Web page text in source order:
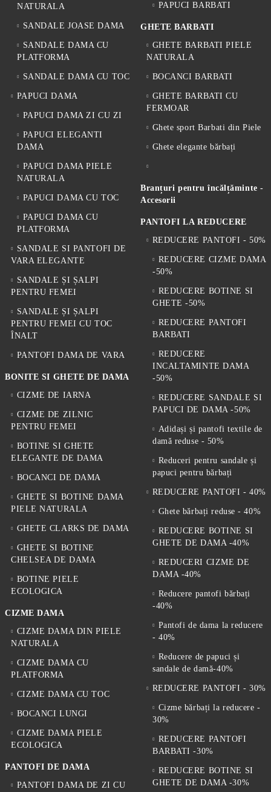
NATURALA
SANDALE JOASE DAMA
SANDALE DAMA CU
PLATFORMA
SANDALE DAMA CU TOC
PAPUCI DAMA
PAPUCI DAMA ZI CU ZI
PAPUCI ELEGANTI
DAMA
PAPUCI DAMA PIELE
NATURALA
PAPUCI DAMA CU TOC
PAPUCI DAMA CU
PLATFORMA
SANDALE SI PANTOFI DE
VARA ELEGANTE
SANDALE ȘI ȘALPI
PENTRU FEMEI
SANDALE ȘI ȘALPI
PENTRU FEMEI CU TOC
ÎNALT
PANTOFI DAMA DE VARA
BONITE SI GHETE DE DAMA
CIZME DE IARNA
CIZME DE ZILNIC
PENTRU FEMEI
BOTINE SI GHETE
ELEGANTE DE DAMA
BOCANCI DE DAMA
GHETE SI BOTINE DAMA
PIELE NATURALA
GHETE CLARKS DE DAMA
GHETE SI BOTINE
CHELSEA DE DAMA
BOTINE PIELE
ECOLOGICA
CIZME DAMA
CIZME DAMA DIN PIELE
NATURALA
CIZME DAMA CU
PLATFORMA
CIZME DAMA CU TOC
BOCANCI LUNGI
CIZME DAMA PIELE
ECOLOGICA
PANTOFI DE DAMA
PANTOFI DAMA DE ZI CU
PAPUCI BARBATI
GHETE BARBATI
GHETE BARBATI PIELE
NATURALA
BOCANCI BARBATI
GHETE BARBATI CU
FERMOAR
Ghete sport Barbati din Piele
Ghete elegante bărbați
Branțuri pentru încălțăminte -
Accesorii
PANTOFI LA REDUCERE
REDUCERE PANTOFI - 50%
REDUCERE CIZME DAMA
-50%
REDUCERE BOTINE SI
GHETE -50%
REDUCERE PANTOFI
BARBATI
REDUCERE
INCALTAMINTE DAMA
-50%
REDUCERE SANDALE SI
PAPUCI DE DAMA -50%
Adidași și pantofi textile de
damă reduse - 50%
Reduceri pentru sandale și
papuci pentru bărbați
REDUCERE PANTOFI - 40%
Ghete bărbați reduse - 40%
REDUCERE BOTINE SI
GHETE DE DAMA -40%
REDUCERI CIZME DE
DAMA -40%
Reducere pantofi bărbați
-40%
Pantofi de dama la reducere
- 40%
Reducere de papuci și
sandale de damă-40%
REDUCERE PANTOFI - 30%
Cizme bărbați la reducere -
30%
REDUCERE PANTOFI
BARBATI -30%
REDUCERE BOTINE SI
GHETE DE DAMA -30%